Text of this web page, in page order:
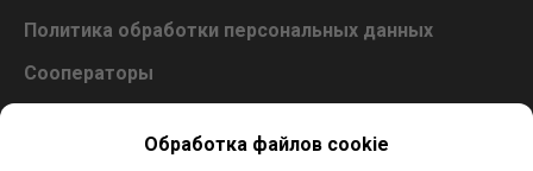
Политика обработки персональных данных
Сооператоры
выплат субъектам розничной торговли
Обработка файлов cookie